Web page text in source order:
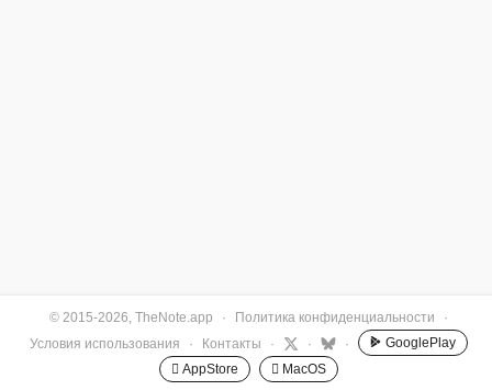
© 2015-2026, TheNote.app · Политика конфиденциальности
·
Условия использования
· Контакты · · ·
GooglePlay
 AppStore
 MacOS